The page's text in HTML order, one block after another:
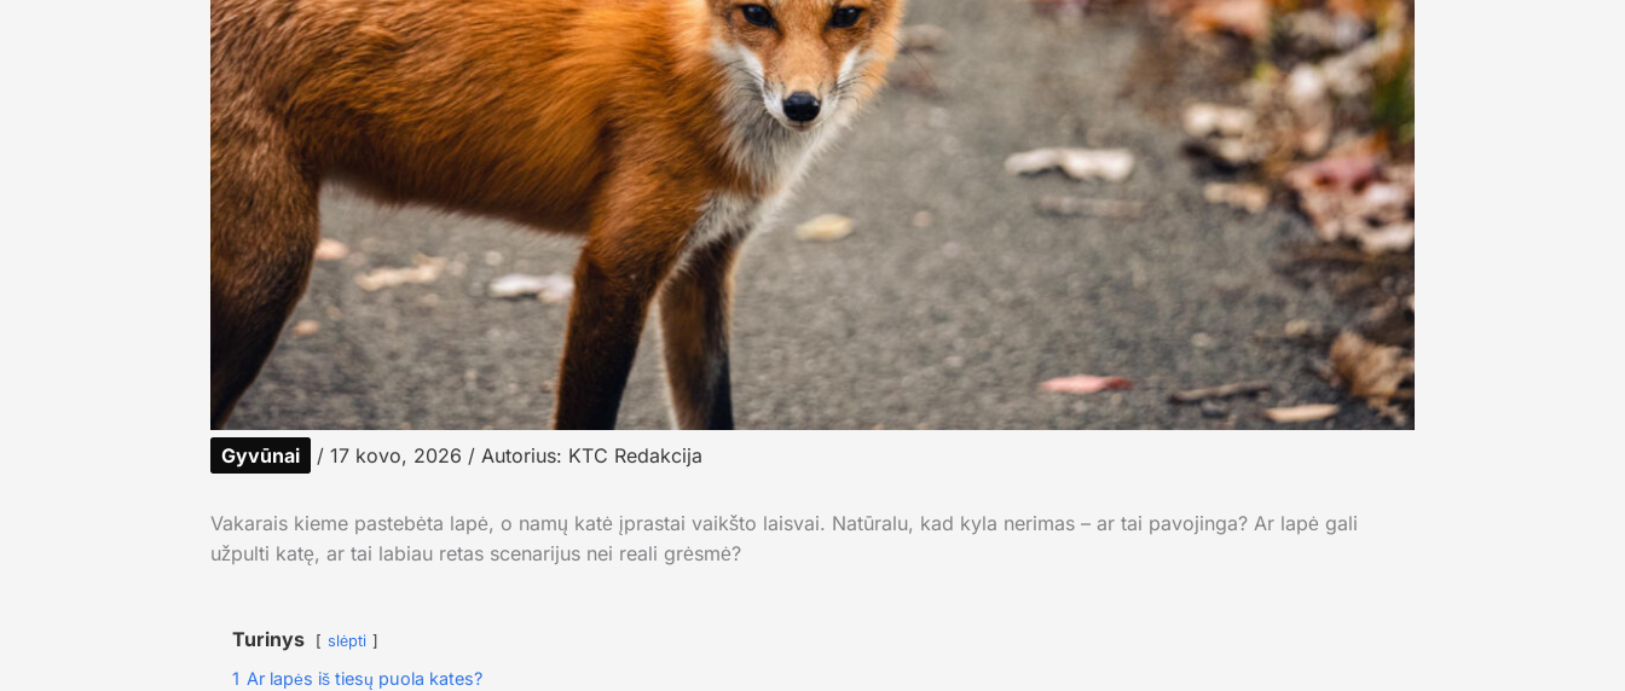
Gyvūnai / 17 kovo, 2026 / Autorius: KTC Redakcija
Vakarais kieme pastebėta lapė, o namų katė įprastai vaikšto laisvai. Natūralu, kad kyla nerimas – ar tai pavojinga? Ar lapė gali
užpulti katę, ar tai labiau retas scenarijus nei reali grėsmė?
Turinys slėpti
1 Ar lapės iš tiesų puola kates?